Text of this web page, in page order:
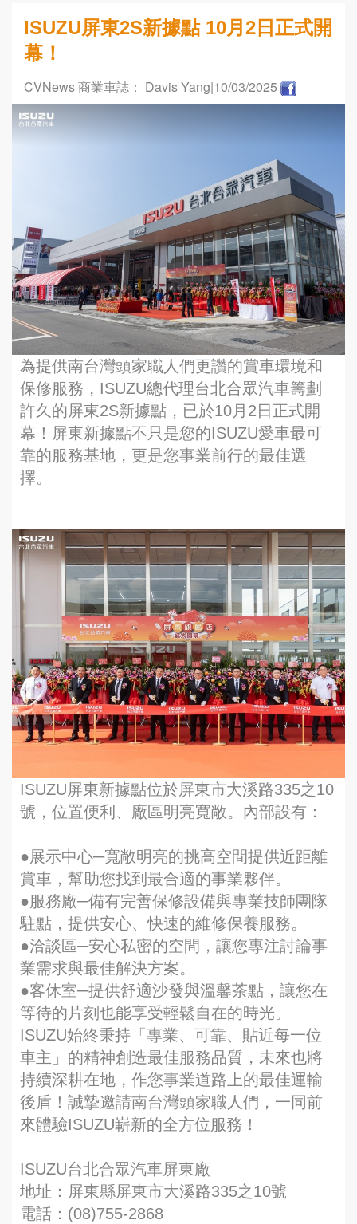
ISUZU屏東2S新據點 10月2日正式開
幕！
CVNews 商業車誌： Davis Yang|10/03/2025
為提供南台灣頭家職人們更讚的賞車環境和
保修服務，ISUZU總代理台北合眾汽車籌劃
許久的屏東2S新據點，已於10月2日正式開
幕！屏東新據點不只是您的ISUZU愛車最可
靠的服務基地，更是您事業前行的最佳選
擇。
ISUZU屏東新據點位於屏東市大溪路335之10
號，位置便利、廠區明亮寬敞。內部設有：
●展示中心─寬敞明亮的挑高空間提供近距離
賞車，幫助您找到最合適的事業夥伴。
●服務廠─備有完善保修設備與專業技師團隊
駐點，提供安心、快速的維修保養服務。
●洽談區─安心私密的空間，讓您專注討論事
業需求與最佳解決方案。
●客休室─提供舒適沙發與溫馨茶點，讓您在
等待的片刻也能享受輕鬆自在的時光。
ISUZU始終秉持「專業、可靠、貼近每一位
車主」的精神創造最佳服務品質，未來也將
持續深耕在地，作您事業道路上的最佳運輸
後盾！誠摯邀請南台灣頭家職人們，一同前
來體驗ISUZU嶄新的全方位服務！
ISUZU台北合眾汽車屏東廠
地址：屏東縣屏東市大溪路335之10號
電話：(08)755-2868